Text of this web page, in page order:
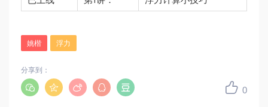
姚楷 浮力
0
分享到：